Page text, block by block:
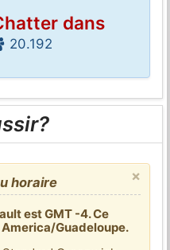
dans
20.192
×
horaire
est GMT -4. Ce
Guadeloupe.